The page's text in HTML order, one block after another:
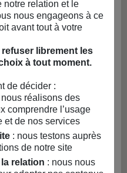
… Mais sa plus
pour beaucoup d’entre
défaut : il est très
lui faut des années
des décennies,
plus de 5’000 milliards
de bouteilles en
avez commencé à lire
millions… Il y a même
devenu tellement gros
comment le
notre relation et le
nous engageons à ce
avant tout à votre
librement les
à tout moment.
de décider :
réalisons des
comprendre l’usage
et de nos services
: nous testons auprès
de notre site
relation : nous nous